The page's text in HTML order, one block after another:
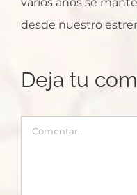
desde nuestro
Deja tu
Comentar